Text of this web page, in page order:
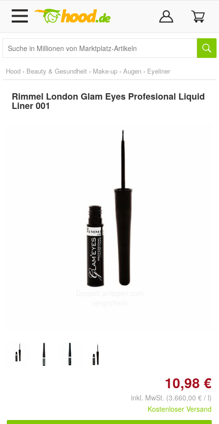
Hood › Beauty & Gesundheit › Make-up › Augen › Eyeliner
Rimmel London Glam Eyes Profesional Liquid
Liner 001
10,98 €
inkl. MwSt. (3.660,00 € / l)
Kostenloser Versand